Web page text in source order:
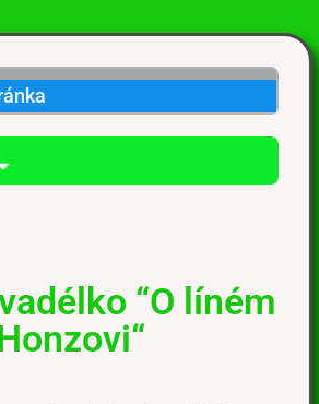
“O líném